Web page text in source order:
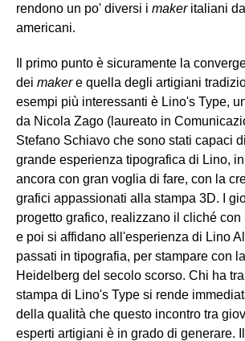
rendono un po' diversi i makeritaliani
americani.
Il primo punto è sicuramente la
dei makere quella degli artigiani
esempi più interessanti è Lino's Type,
da Nicola Zago (laureato in
Stefano Schiavo che sono stati capaci
grande esperienza tipografica di Lino,
ancora con gran voglia di fare, con la
grafici appassionati alla stampa 3D. I
progetto grafico, realizzano il cliché con
e poi si affidano all'esperienza di Lino
passati in tipografia, per stampare con
Heidelberg del secolo scorso. Chi ha
stampa di Lino's Type si rende
della qualità che questo incontro tra
esperti artigiani è in grado di generare. Il